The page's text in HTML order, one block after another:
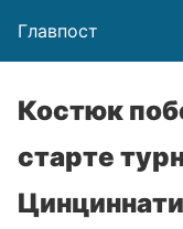
Главпост
Костюк
старте
Цинциннати